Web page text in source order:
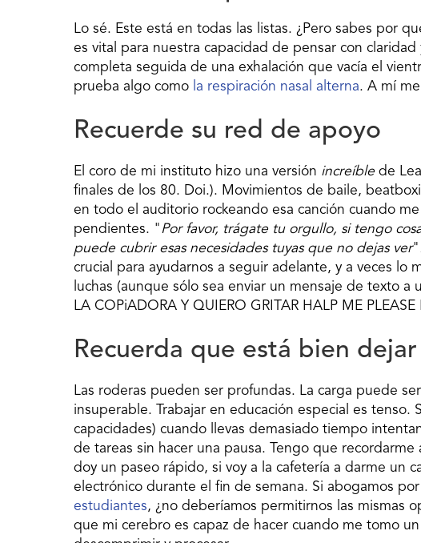
Lo sé. Este está en todas las listas. ¿Pero sabes por
es vital para nuestra capacidad de pensar con
completa seguida de una exhalación que vacía el
prueba algo como la respiración nasal alterna. A mí
Recuerde su red de apoyo
El coro de mi instituto hizo una versión increíblede
finales de los 80. Doi.). Movimientos de baile,
en todo el auditorio rockeando esa canción cuando
pendientes. "Por favor, trágate tu orgullo, si tengo
puede cubrir esas necesidades tuyas que no dejas ver"
crucial para ayudarnos a seguir adelante, y a veces lo
luchas (aunque sólo sea enviar un mensaje de texto
LA COPiADORA Y QUIERO GRITAR HALP ME PLEASE
Recuerda que está bien
Las roderas pueden ser profundas. La carga puede
insuperable. Trabajar en educación especial es
capacidades) cuando llevas demasiado tiempo
de tareas sin hacer una pausa. Tengo que
doy un paseo rápido, si voy a la cafetería a darme un
electrónico durante el fin de semana. Si abogamos por
estudiantes, ¿no deberíamos permitirnos las mismas
que mi cerebro es capaz de hacer cuando me tomo